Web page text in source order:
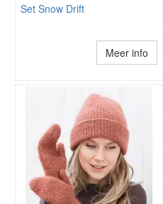
Set Snow Drift
Meer info